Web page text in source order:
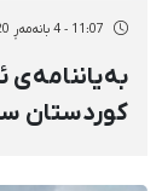
11:07 - 4 بانەمەڕ 2720
کوردستان